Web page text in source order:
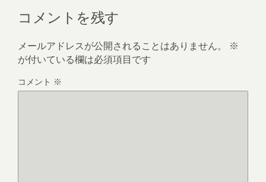
コメントを残す
メールアドレスが公開されることはありません。
※
が付いている欄は必須項目です
コメント ※